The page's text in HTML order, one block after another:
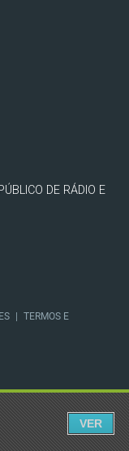
DE RÁDIO E
| TERMOS E
VER